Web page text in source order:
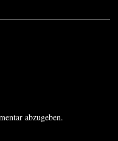
abzugeben.